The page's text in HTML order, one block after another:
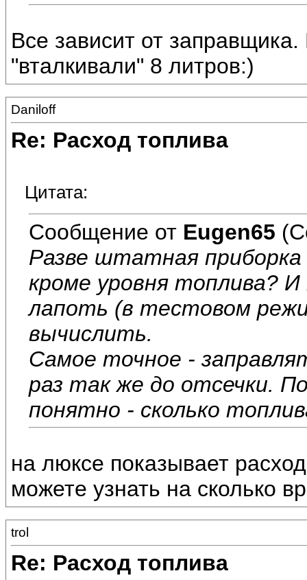
Все зависит от
"вталкивали" 8 литров:)
Daniloff
Re: Расход топлива
Цитата:
Сообщение от Eugen65
Разве штатная
кроме уровня топлива?
лапоть (в тестовом
вычислить.
Самое точное -
раз так же до отсечки.
понятно - сколько
на люксе показывает
можете узнать на сколько
trol
Re: Расход топлива